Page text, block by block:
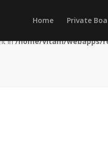
in /home/vitam/
in/home/vitam/webapps/
Home Private